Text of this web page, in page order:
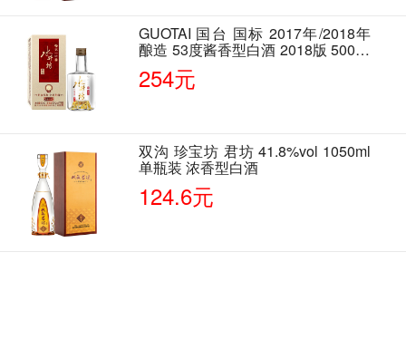
GUOTAI 国台 国标 2017年/2018年
酿造 53度酱香型白酒 2018版 500ml
单瓶装
254元
双沟 珍宝坊 君坊 41.8%vol 1050ml
单瓶装 浓香型白酒
124.6元